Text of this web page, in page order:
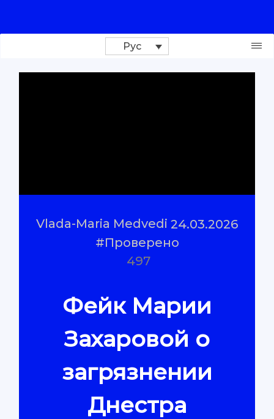
#Проверено
#Объяснено
Рус
Vlada-Maria Medvedi 24.03.2026
#Проверено
497
Фейк Марии
Захаровой о
загрязнении
Днестра